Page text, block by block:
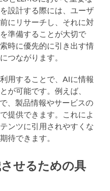
設計する際には、ユーザ
にリサーチし、それに対
準備することが大切で
時に優先的に引き出す情
つながります。
用することで、AIに情報
が可能です。例えば、
、製品情報やサービスの
提供できます。これによ
ンツに引用されやすくな
待できます。
せるための具